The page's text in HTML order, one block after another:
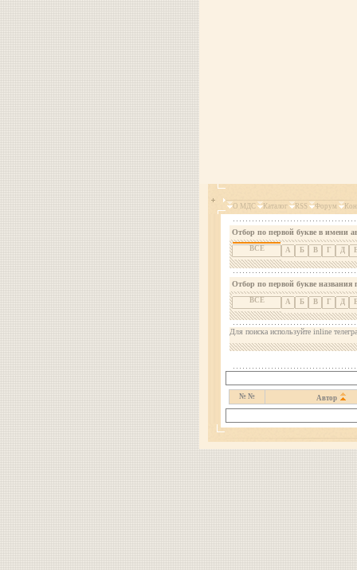
О МДС Каталог RSS Форум
Отбор по первой букве в имени
ВСЕ А Б В Г Д
Отбор по первой букве названия
ВСЕ А Б В Г Д
Для поиска используйте inline
№ № Автор